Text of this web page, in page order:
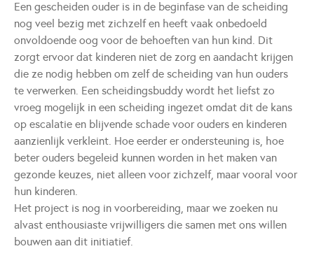
Een gescheiden ouder is in de beginfase van de scheiding
nog veel bezig met zichzelf en heeft vaak onbedoeld
onvoldoende oog voor de behoeften van hun kind. Dit
zorgt ervoor dat kinderen niet de zorg en aandacht krijgen
die ze nodig hebben om zelf de scheiding van hun ouders
te verwerken. Een scheidingsbuddy wordt het liefst zo
vroeg mogelijk in een scheiding ingezet omdat dit de kans
op escalatie en blijvende schade voor ouders en kinderen
aanzienlijk verkleint. Hoe eerder er ondersteuning is, hoe
beter ouders begeleid kunnen worden in het maken van
gezonde keuzes, niet alleen voor zichzelf, maar vooral voor
hun kinderen.
Het project is nog in voorbereiding, maar we zoeken nu
alvast enthousiaste vrijwilligers die samen met ons willen
bouwen aan dit initiatief.